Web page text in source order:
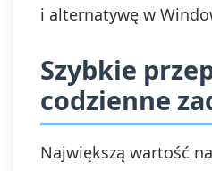
i alternatywę w
Szybkie
codzienne
Największą wartość